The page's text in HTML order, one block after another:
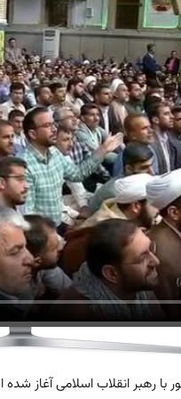
با رهبر انقلاب اسلامی آغاز